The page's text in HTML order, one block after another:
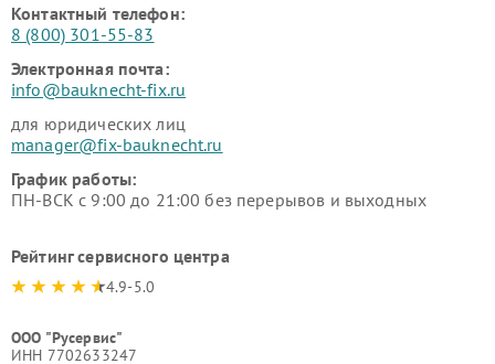
Контактный телефон:
8 (800) 301-55-83
Электронная почта:
info@bauknecht-fix.ru
для юридических лиц
manager@fix-bauknecht.ru
График работы:
ПН-ВСК с 9:00 до 21:00 без перерывов и выходных
Рейтинг сервисного центра
4.9-5.0
ООО "Русервис"
ИНН 7702633247